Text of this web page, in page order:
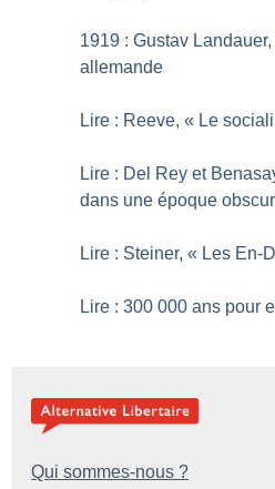
1919 : Gustav
allemande
Lire : Reeve, « Le
Lire : Del Rey et
dans une époque
Lire : Steiner, « Les En-
Lire : 300 000 ans pour
Qui sommes-nous ?